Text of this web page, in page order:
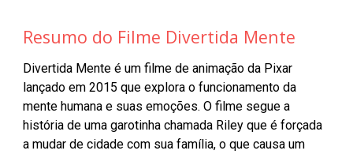
Resumo do Filme Divertida Mente
Divertida Mente é um filme de animação da Pixar
lançado em 2015 que explora o funcionamento da
mente humana e suas emoções. O filme segue a
história de uma garotinha chamada Riley que é forçada
a mudar de cidade com sua família, o que causa um